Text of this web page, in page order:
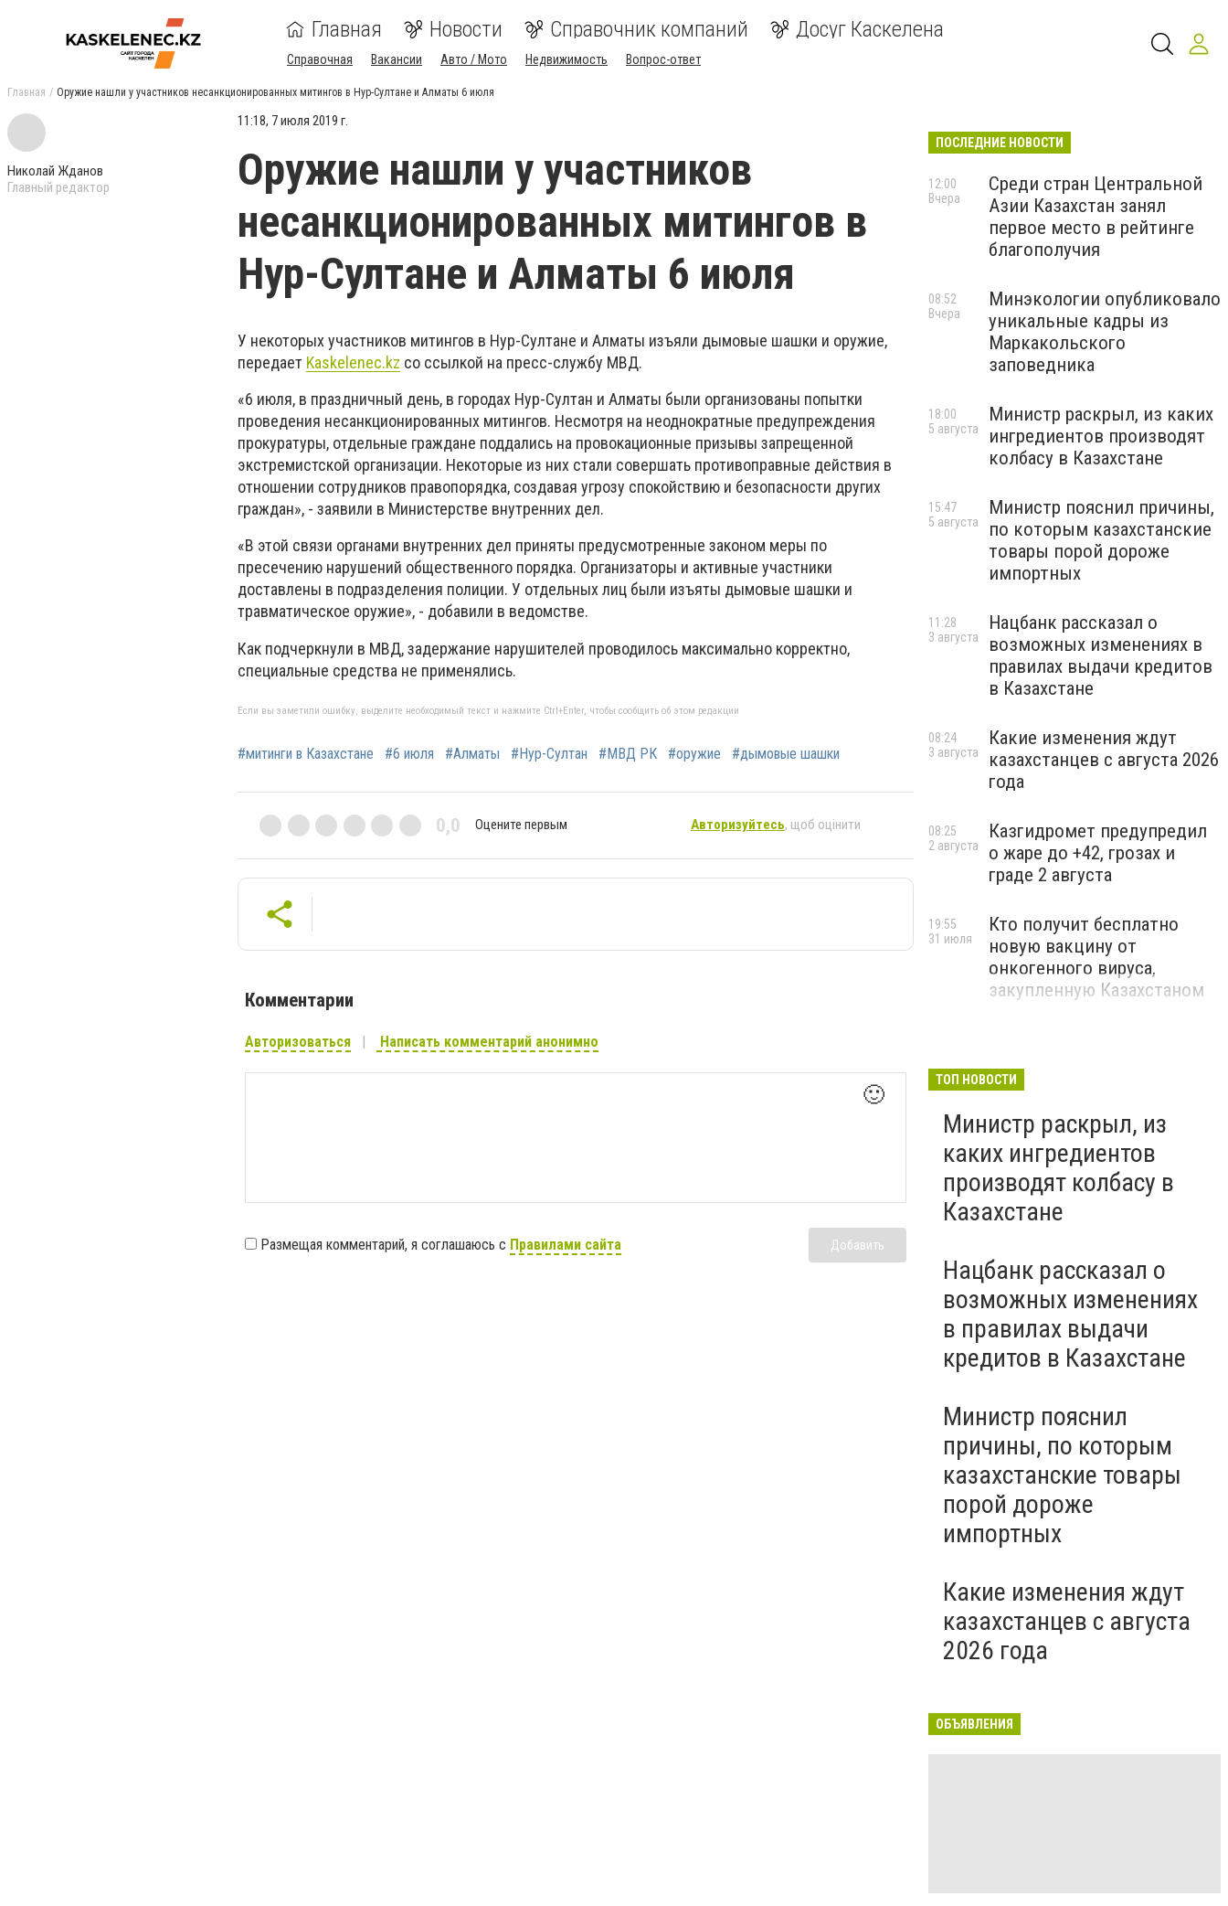
Главная Новости Справочник компаний Досуг Каскелена
Справочная Вакансии Авто / Мото Недвижимость Вопрос-ответ
Главная Оружие нашли у участников несанкционированных митингов в Нур-Султане и Алматы 6 июля
Николай Жданов
Главный редактор
11:18, 7 июля 2019 г.
Оружие нашли у участников
несанкционированных митингов в
Нур-Султане и Алматы 6 июля
У некоторых участников митингов в Нур-Султане и Алматы изъяли дымовые шашки и оружие,
передает Kaskelenec.kz со ссылкой на пресс-службу МВД.
«6 июля, в праздничный день, в городах Нур-Султан и Алматы были организованы попытки
проведения несанкционированных митингов. Несмотря на неоднократные предупреждения
прокуратуры, отдельные граждане поддались на провокационные призывы запрещенной
экстремистской организации. Некоторые из них стали совершать противоправные действия в
отношении сотрудников правопорядка, создавая угрозу спокойствию и безопасности других
граждан», - заявили в Министерстве внутренних дел.
«В этой связи органами внутренних дел приняты предусмотренные законом меры по
пресечению нарушений общественного порядка. Организаторы и активные участники
доставлены в подразделения полиции. У отдельных лиц были изъяты дымовые шашки и
травматическое оружие», - добавили в ведомстве.
Как подчеркнули в МВД, задержание нарушителей проводилось максимально корректно,
специальные средства не применялись.
Если вы заметили ошибку, выделите необходимый текст и нажмите Ctrl+Enter, чтобы сообщить об этом редакции
#митинги в Казахстане #6 июля #Алматы #Нур-Султан #МВД РК #оружие #дымовые шашки
0,0 Оцените первым Авторизуйтесь, щоб оцінити
Комментарии
Авторизоваться Написать комментарий анонимно
🙂
Размещая комментарий, я соглашаюсь с Правилами сайта Добавить
ПОСЛЕДНИЕ НОВОСТИ
Среди стран Центральной
Азии Казахстан занял
первое место в рейтинге
благополучия
12:00
Вчера
Минэкологии опубликовало
уникальные кадры из
Маркакольского
заповедника
08:52
Вчера
Министр раскрыл, из каких
ингредиентов производят
колбасу в Казахстане
18:00
5 августа
Министр пояснил причины,
по которым казахстанские
товары порой дороже
импортных
15:47
5 августа
Нацбанк рассказал о
возможных изменениях в
правилах выдачи кредитов
в Казахстане
11:28
3 августа
Какие изменения ждут
казахстанцев с августа 2026
года
08:24
3 августа
Казгидромет предупредил
о жаре до +42, грозах и
граде 2 августа
08:25
2 августа
Кто получит бесплатно
новую вакцину от
онкогенного вируса,
закупленную Казахстаном
19:55
31 июля
ТОП НОВОСТИ
Министр раскрыл, из
каких ингредиентов
производят колбасу в
Казахстане
Нацбанк рассказал о
возможных изменениях
в правилах выдачи
кредитов в Казахстане
Министр пояснил
причины, по которым
казахстанские товары
порой дороже
импортных
Какие изменения ждут
казахстанцев с августа
2026 года
ОБЪЯВЛЕНИЯ